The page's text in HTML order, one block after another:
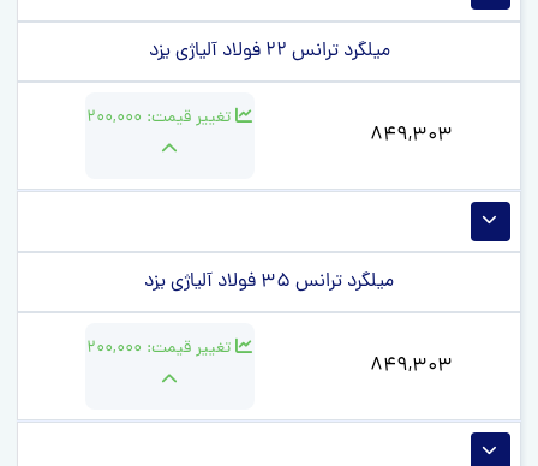
میلگرد ترانس 22 فولاد آلیاژی یزد
849,303
تغییر قیمت: 200,000
میلگرد ترانس 35 فولاد آلیاژی یزد
849,303
تغییر قیمت: 200,000